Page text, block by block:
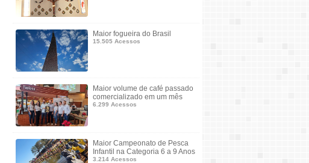
Maior fogueira do Brasil
15.505 Acessos
Maior volume de café passado
comercializado em um mês
6.299 Acessos
Maior Campeonato de Pesca
Infantil na Categoria 6 a 9 Anos
3.214 Acessos